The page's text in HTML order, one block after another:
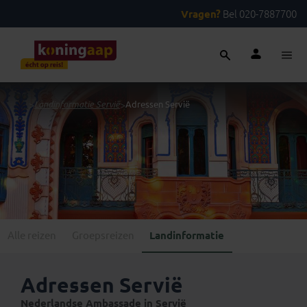
Vragen? Bel 020-7887700
>Landinformatie Servië>Adressen Servië
Landinformatie
Adressen Servië
Nederlandse Ambassade in Servië